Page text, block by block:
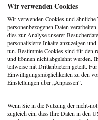
Berufspraxis
Klarheit
werden als
Zeitalter
Berufspraxis
typische
Check
Coaching
falschen
Repertoire-
Wir verwenden Cookies
Wir verwenden Cookies und
personenbezogenen Daten
dies zur Analyse unserer
personalisierte Inhalte anzuzeigen
tun. Bestimmte Cookies sind für den
und können nicht abgelehnt werden.
teilweise mit Drittanbietern geteilt.
Einwilligungsmöglichkeiten zu den
Einstellungen über „Anpassen“.
Wenn Sie in die Nutzung der nicht-
zugleich ein, dass Ihre Daten in den